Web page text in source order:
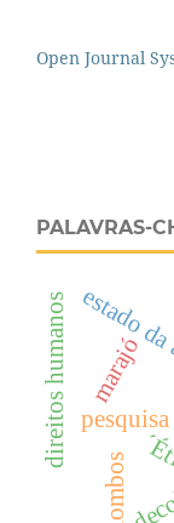
Open Journal
PALAVRAS-
estado
direitos humanos marajó